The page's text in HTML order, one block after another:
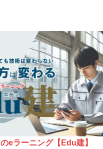
eラーニング【Edu建】